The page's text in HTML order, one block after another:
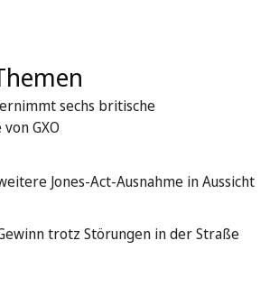
sechs britische
GXO
Jones-Act-Ausnahme in Aussicht
trotz Störungen in der Straße